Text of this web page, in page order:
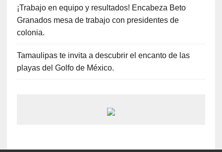
¡Trabajo en equipo y resultados! Encabeza Beto
Granados mesa de trabajo con presidentes de
colonia.
Tamaulipas te invita a descubrir el encanto de las
playas del Golfo de México.